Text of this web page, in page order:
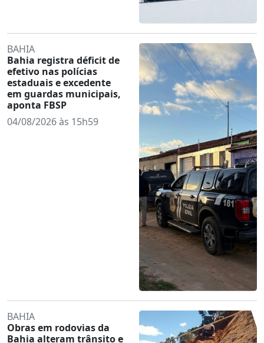
BAHIA
Bahia registra déficit de
efetivo nas polícias
estaduais e excedente
em guardas municipais,
aponta FBSP
04/08/2026 às 15h59
BAHIA
Obras em rodovias da
Bahia alteram trânsito e